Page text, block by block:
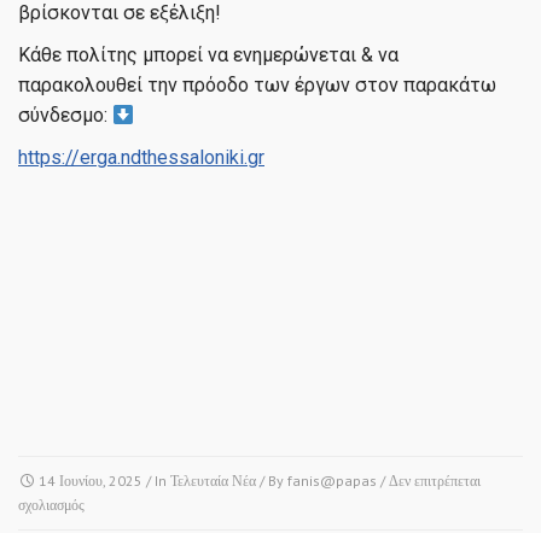
βρίσκονται σε εξέλιξη!
Κάθε πολίτης μπορεί να ενημερώνεται & να
παρακολουθεί την πρόοδο των έργων στον παρακάτω
σύνδεσμο:
https://erga.ndthessaloniki.gr
14 Ιουνίου, 2025 / In Τελευταία Νέα / By fanis@papas /Δεν επιτρέπεται
σχολιασμόςστο